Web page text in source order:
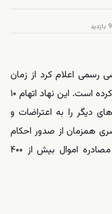
رسمی اعلام کرد از زمان
آغاز جنگ ایران تاکنون ۳۰ نفر را اعدام کرده است. این نهاد اتهام ۱۰
دیگر را به اعتراضات و
همزمان از صدور احکام
زندان بلندمدت، توقیف ۲۶۲ ملک و مصادره اموال بیش از ۴۰۰